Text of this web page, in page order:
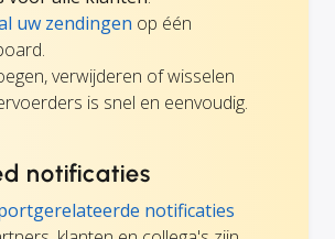
uw zendingen op één
verwijderen of wisselen
is snel en eenvoudig.
notificaties
notificaties